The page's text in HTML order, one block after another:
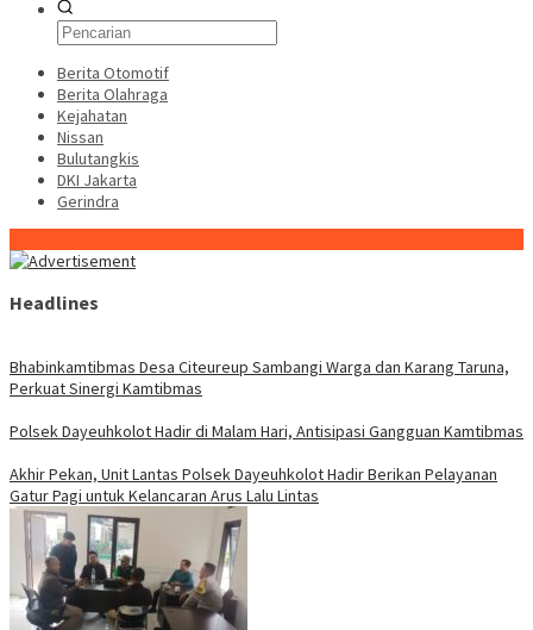
Berita Otomotif
Berita Olahraga
Kejahatan
Nissan
Bulutangkis
DKI Jakarta
Gerindra
Headlines
Bhabinkamtibmas Desa Citeureup Sambangi Warga dan Karang Taruna,
Perkuat Sinergi Kamtibmas
Polsek Dayeuhkolot Hadir di Malam Hari, Antisipasi Gangguan Kamtibmas
Akhir Pekan, Unit Lantas Polsek Dayeuhkolot Hadir Berikan Pelayanan
Gatur Pagi untuk Kelancaran Arus Lalu Lintas